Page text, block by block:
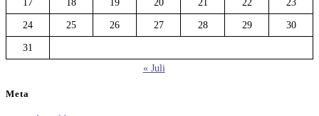
17 18 19 20 21 22 23
24 25 26 27 28 29 30
31
« Juli
Meta